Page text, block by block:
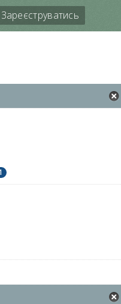
Зареєструватись